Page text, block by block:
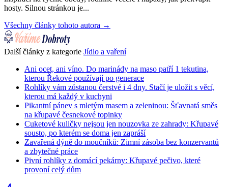
hosty. Silnou stránkou je...
Všechny články tohoto autora →
Další články z kategorie Jídlo a vaření
Ani ocet, ani víno. Do marinády na maso patří 1 tekutina,
kterou Řekové používají po generace
Rohlíky vám zůstanou čerstvé i 4 dny. Stačí je uložit s věcí,
kterou má každý v kuchyni
Pikantní pánev s mletým masem a zeleninou: Šťavnatá směs
na křupavé česnekové topinky
Cuketové kuličky nejsou jen nouzovka ze zahrady: Křupavé
sousto, po kterém se doma jen zapráší
Zavařená dýně do moučníků: Zimní zásoba bez konzervantů
a zbytečné práce
Pivní rohlíky z domácí pekárny: Křupavé pečivo, které
provoní celý dům